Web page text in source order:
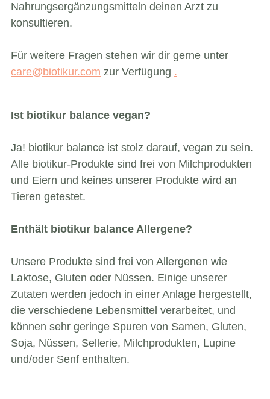
Nahrungsergänzungsmitteln deinen Arzt zu
konsultieren.
Für weitere Fragen stehen wir dir gerne unter
care@biotikur.com zur Verfügung .
Ist biotikur balance vegan?
Ja! biotikur balance ist stolz darauf, vegan zu sein.
Alle biotikur-Produkte sind frei von Milchprodukten
und Eiern und keines unserer Produkte wird an
Tieren getestet.
Enthält biotikur balance Allergene?
Unsere Produkte sind frei von Allergenen wie
Laktose, Gluten oder Nüssen. Einige unserer
Zutaten werden jedoch in einer Anlage hergestellt,
die verschiedene Lebensmittel verarbeitet, und
können sehr geringe Spuren von Samen, Gluten,
Soja, Nüssen, Sellerie, Milchprodukten, Lupine
und/oder Senf enthalten.